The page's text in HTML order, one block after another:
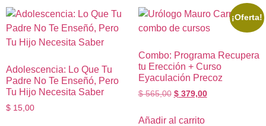
Adolescencia: Lo Que Tu
Padre No Te Enseñó, Pero
Tu Hijo Necesita Saber
$ 15,00
¡Oferta!
Combo: Programa Recupera
tu Erección + Curso
Eyaculación Precoz
$565,00 $379,00
Añadir al carrito